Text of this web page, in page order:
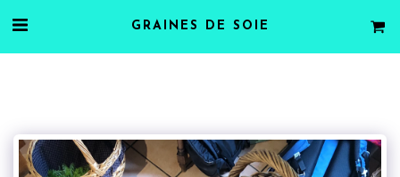
GRAINES DE SOIE